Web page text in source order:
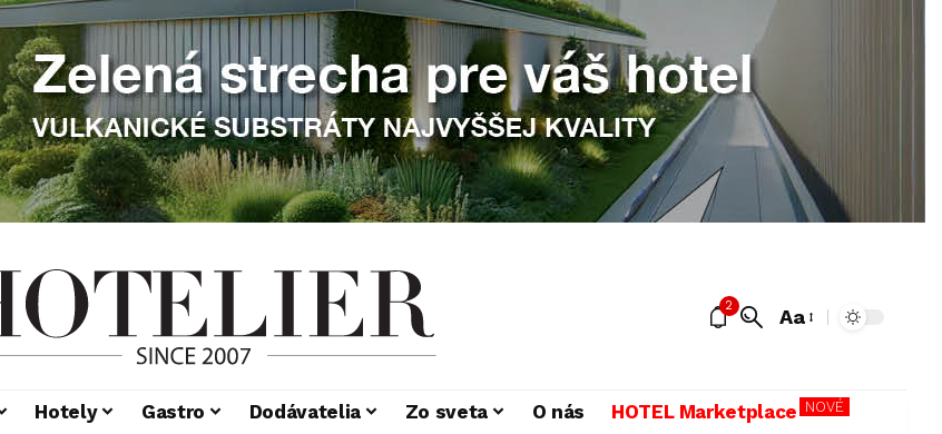
2 Aa
Hotely Gastro Dodávatelia Zo sveta O nás HOTEL Marketplace NOVÉ